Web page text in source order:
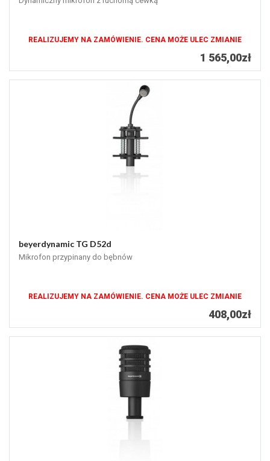
REALIZUJEMY NA ZAMÓWIENIE. CENA MOŻE ULEC ZMIANIE
1 565,00zł
beyerdynamic TG D52d
Mikrofon przypinany do bębnów
REALIZUJEMY NA ZAMÓWIENIE. CENA MOŻE ULEC ZMIANIE
408,00zł